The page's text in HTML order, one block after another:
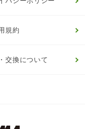
規約
交換について